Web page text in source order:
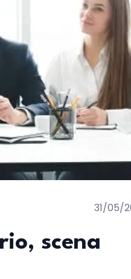
31/05/
scena